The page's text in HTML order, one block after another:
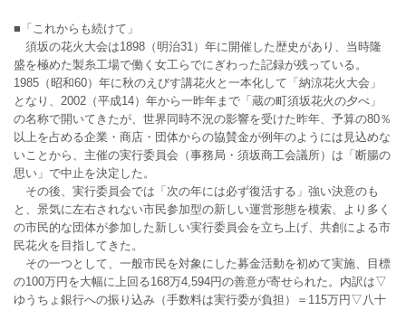
■「これからも続けて」
須坂の花火大会は1898（明治31）年に開催した歴史があり、当時隆
盛を極めた製糸工場で働く女工らでにぎわった記録が残っている。
1985（昭和60）年に秋のえびす講花火と一本化して「納涼花火大会」
となり、2002（平成14）年から一昨年まで「蔵の町須坂花火の夕べ」
の名称で開いてきたが、世界同時不況の影響を受けた昨年、予算の80％
以上を占める企業・商店・団体からの協賛金が例年のようには見込めな
いことから、主催の実行委員会（事務局・須坂商工会議所）は「断腸の
思い」で中止を決定した。
その後、実行委員会では「次の年には必ず復活する」強い決意のも
と、景気に左右されない市民参加型の新しい運営形態を模索、より多く
の市民的な団体が参加した新しい実行委員会を立ち上げ、共創による市
民花火を目指してきた。
その一つとして、一般市民を対象にした募金活動を初めて実施、目標
の100万円を大幅に上回る168万4,594円の善意が寄せられた。内訳は▽
ゆうちょ銀行への振り込み（手数料は実行委が負担）＝115万円▽八十